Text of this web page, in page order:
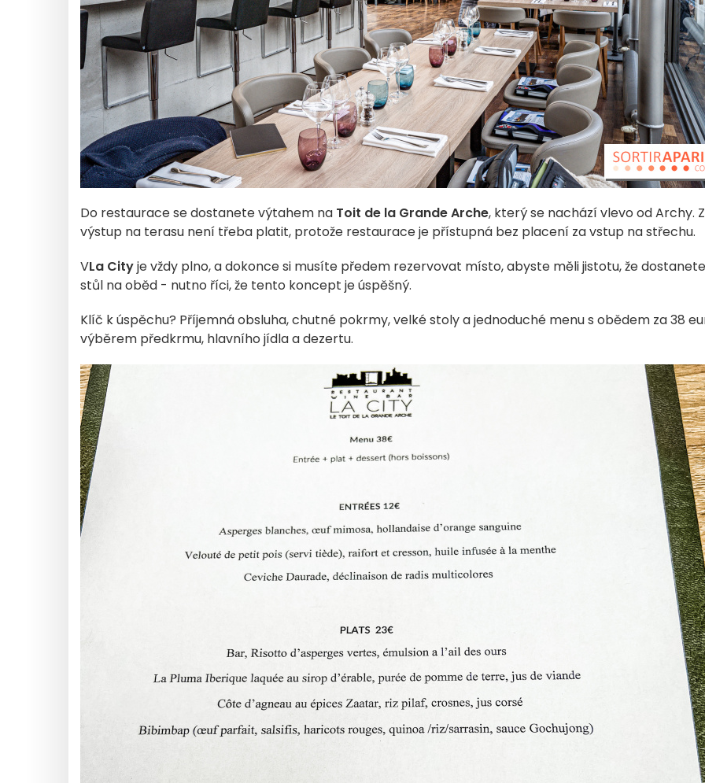
Do restaurace se dostanete výtahem na Toit de la Grande Arche, který se nachází vlevo od Archy.
výstup na terasu není třeba platit, protože restaurace je přístupná bez placení za vstup na střechu.
VLa Cityje vždy plno, a dokonce si musíte předem rezervovat místo, abyste měli jistotu, že dostanete
stůl na oběd - nutno říci, že tento koncept je úspěšný.
Klíč k úspěchu? Příjemná obsluha, chutné pokrmy, velké stoly a jednoduché menu s obědem za 38
výběrem předkrmu, hlavního jídla a dezertu.